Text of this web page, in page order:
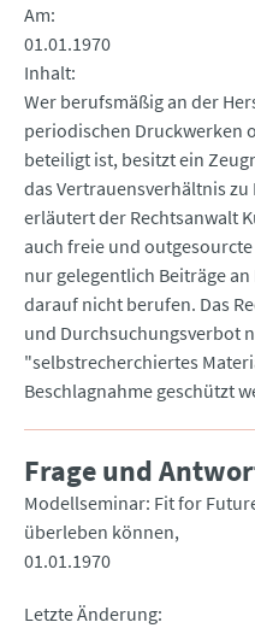
Am
01.01.1970
Inhalt
Wer berufsmäßig an der
periodischen Druckwerken
beteiligt ist, besitzt ein
das Vertrauensverhältnis
erläutert der Rechtsanwalt
auch freie und
nur gelegentlich Beiträge
darauf nicht berufen. Das
und Durchsuchungsverbot
"selbstrecherchiertes
Beschlagnahme geschützt
Frage und
Modellseminar: Fit for
überleben können
01.01.1970
Letzte Änderung